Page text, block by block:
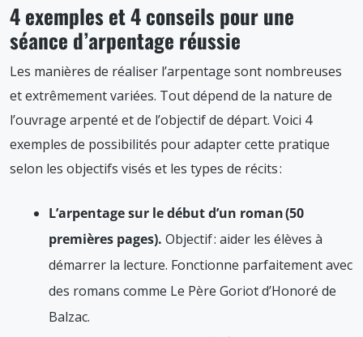
4 exemples et 4 conseils pour une
séance d’arpentage réussie
Les manières de réaliser l’arpentage sont nombreuses
et extrêmement variées. Tout dépend de la nature de
l’ouvrage arpenté et de l’objectif de départ. Voici 4
exemples de possibilités pour adapter cette pratique
selon les objectifs visés et les types de récits :
L’arpentage sur le début d’un roman (50
premières pages). Objectif : aider les élèves à
démarrer la lecture. Fonctionne parfaitement avec
des romans comme Le Père Goriot d’Honoré de
Balzac.